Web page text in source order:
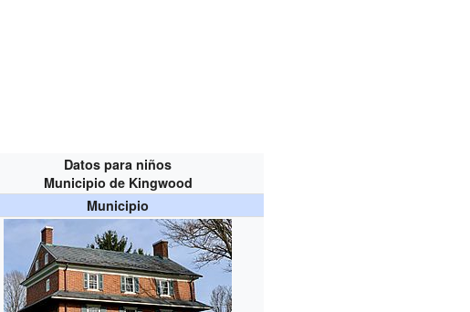
Datos para niños
Municipio de Kingwood
Municipio